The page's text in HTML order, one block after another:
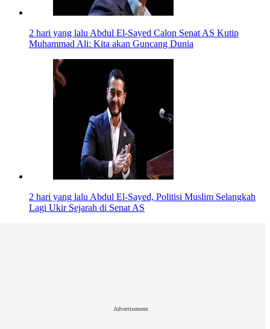
2 hari yang laluAbdul El-Sayed Calon Senat AS Kutip
Muhammad Ali: Kita akan Guncang Dunia
2 hari yang laluAbdul El-Sayed, Politisi Muslim Selangkah
Lagi Ukir Sejarah di Senat AS
Advertisement